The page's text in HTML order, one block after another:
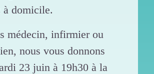
domicile.
médecin, infirmier ou
nous vous donnons
23 juin à 19h30 à la